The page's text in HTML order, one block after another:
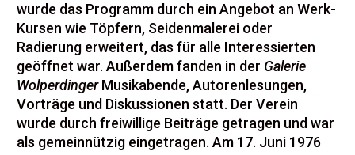
wurde das Programm durch ein Angebot an Werk-
Kursen wie Töpfern, Seidenmalerei oder
Radierung erweitert, das für alle Interessierten
geöffnet war. Außerdem fanden in der Galerie
WolperdingerMusikabende, Autorenlesungen,
Vorträge und Diskussionen statt. Der Verein
wurde durch freiwillige Beiträge getragen und war
als gemeinnützig eingetragen. Am 17. Juni 1976